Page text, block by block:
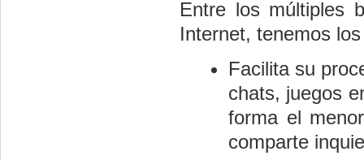
Entre los múltiples
Internet, tenemos
Facilita su
chats, juegos
forma el
comparte